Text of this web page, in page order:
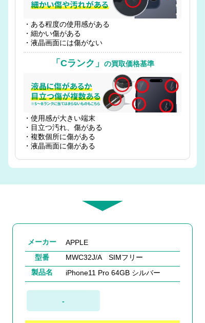
・ある程度の使用感がある
・細かい傷がある
・液晶画面には傷がない
「Cランク」 の買取価格基準
・使用感が大きい端末
・目立つ汚れ、傷がある
・複数個所に傷がある
・液晶画面に傷がある
メーカー
APPLE
型番
MWC32J/A SIMフリー
製品名
iPhone11 Pro 64GB シルバー
-